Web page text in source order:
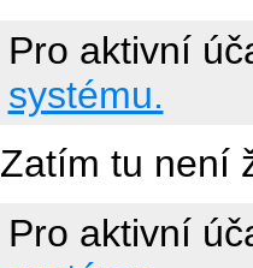
Pro aktivní
systému.
Zatím tu není
Pro aktivní